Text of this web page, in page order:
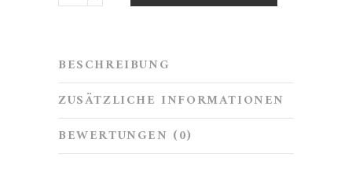
BESCHREIBUNG
ZUSÄTZLICHE INFORMATIONEN
BEWERTUNGEN (0)